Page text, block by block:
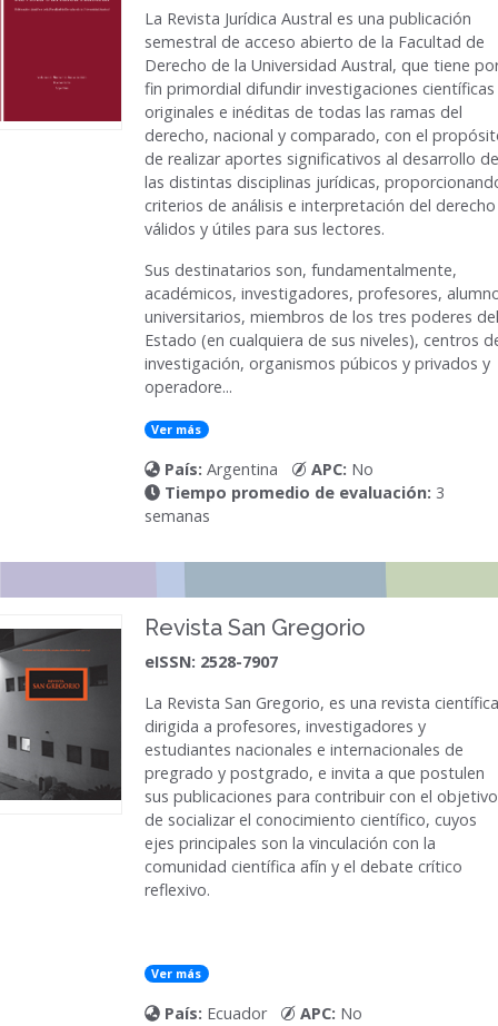
La Revista Jurídica Austral es una publicación
semestral de acceso abierto de la Facultad de
Derecho de la Universidad Austral, que tiene
fin primordial difundir investigaciones científicas
originales e inéditas de todas las ramas del
derecho, nacional y comparado, con el
de realizar aportes significativos al desarrollo de
las distintas disciplinas jurídicas,
criterios de análisis e interpretación del derecho
válidos y útiles para sus lectores.
Sus destinatarios son, fundamentalmente,
académicos, investigadores, profesores,
universitarios, miembros de los tres poderes del
Estado (en cualquiera de sus niveles), centros
investigación, organismos púbicos y privados y
operadore...
Ver más
País: Argentina APC: No
Tiempo promedio de evaluación: 3
semanas
Revista San Gregorio
eISSN: 2528-7907
La Revista San Gregorio, es una revista
dirigida a profesores, investigadores y
estudiantes nacionales e internacionales de
pregrado y postgrado, e invita a que postulen
sus publicaciones para contribuir con el objetivo
de socializar el conocimiento científico, cuyos
ejes principales son la vinculación con la
comunidad científica afín y el debate crítico
reflexivo.
Ver más
País: Ecuador APC: No